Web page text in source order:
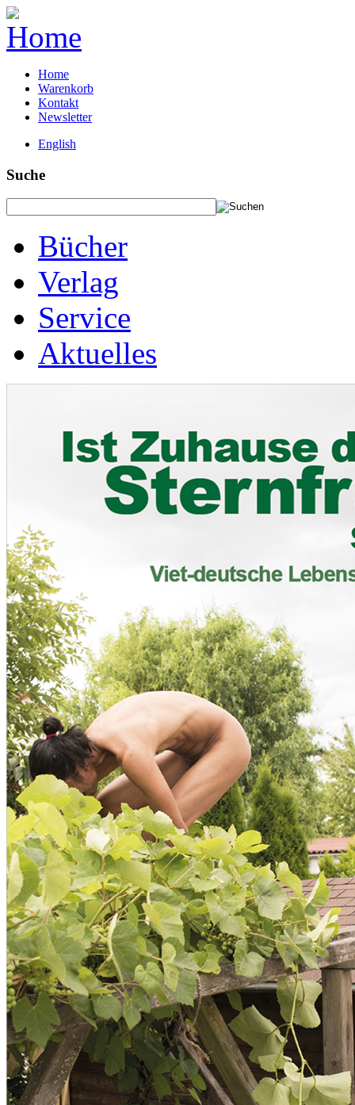
Home
Warenkorb
Kontakt
Newsletter
English
Suche
Bücher
Verlag
Service
Aktuelles